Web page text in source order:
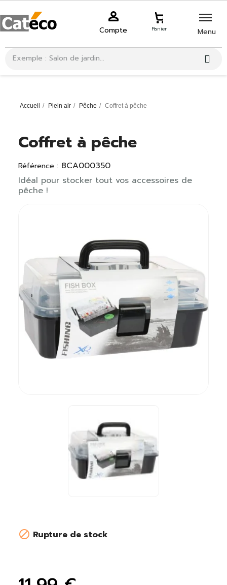
Compte Panier Menu
Accueil Plein air Pêche Coffret à pêche
Coffret à pêche
Référence : 8CA000350
Idéal pour stocker tout vos accessoires de
pêche !
 Rupture de stock